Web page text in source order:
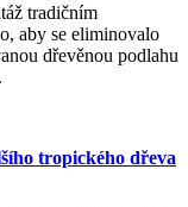
tradičním
aby se eliminovalo
dřevěnou podlahu
tropického dřeva